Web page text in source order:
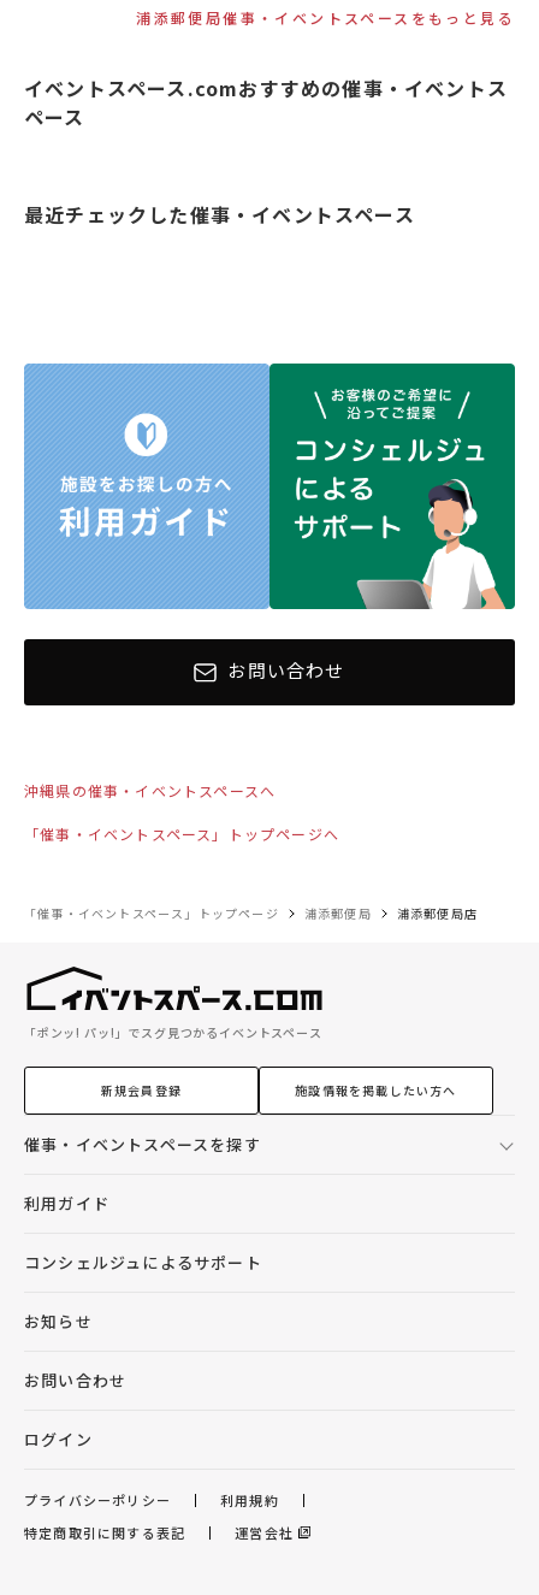
浦添郵便局催事・イベントスペースをもっと見る
イベントスペース.comおすすめの催事・イベントス
ペース
最近チェックした催事・イベントスペース
お問い合わせ
沖縄県の催事・イベントスペースへ
「催事・イベントスペース」トップページへ
「催事・イベントスペース」トップページ 浦添郵便局 浦添郵便局店
「ポンッ! パッ!」でスグ見つかるイベントスペース
新規会員登録 施設情報を掲載したい方へ
催事・イベントスペースを探す
利用ガイド
コンシェルジュによるサポート
お知らせ
お問い合わせ
ログイン
プライバシーポリシー
利用規約
特定商取引に関する表記
運営会社